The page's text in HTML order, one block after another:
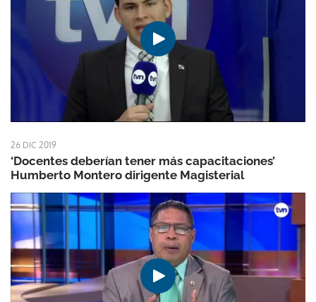
26 DIC 2019
‘Docentes deberían tener más capacitaciones’
Humberto Montero dirigente Magisterial